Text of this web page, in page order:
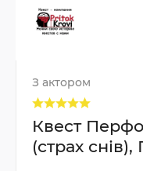
З актором
Квест
(страх